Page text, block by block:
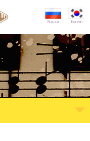
Russia Korean